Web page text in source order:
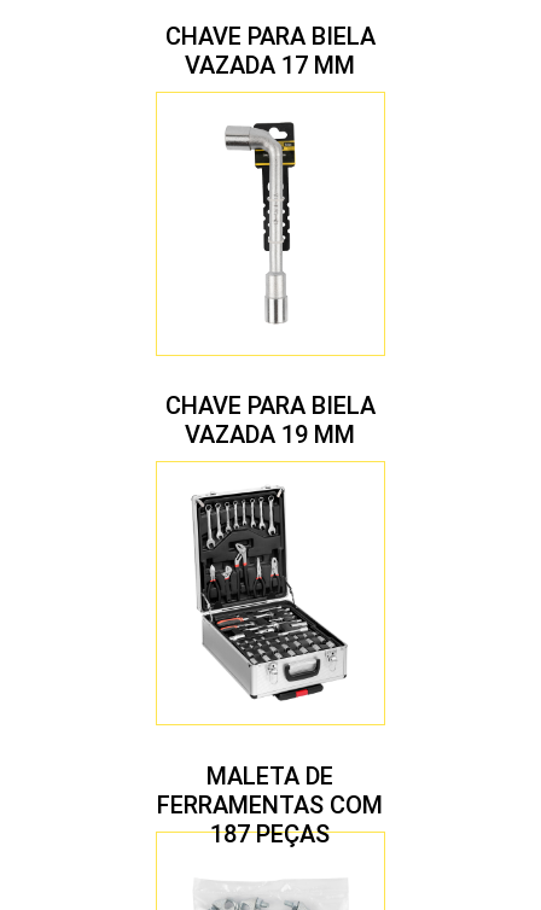
CHAVE PARA BIELA
VAZADA 17 MM
CHAVE PARA BIELA
VAZADA 19 MM
MALETA DE
FERRAMENTAS COM
187 PEÇAS